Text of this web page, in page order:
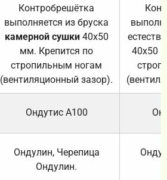
Контробрешётка
выполняется из бруска
камерной сушки40х50
мм. Крепится по
стропильным ногам
(вентиляционный зазор).
40х50
Ондутис А100
Ондулин, Черепица
Ондулин.